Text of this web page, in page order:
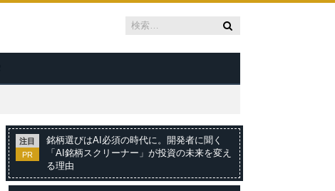
注目
PR
銘柄選びはAI必須の時代に。開発者に聞く
「AI銘柄スクリーナー」が投資の未来を変え
る理由